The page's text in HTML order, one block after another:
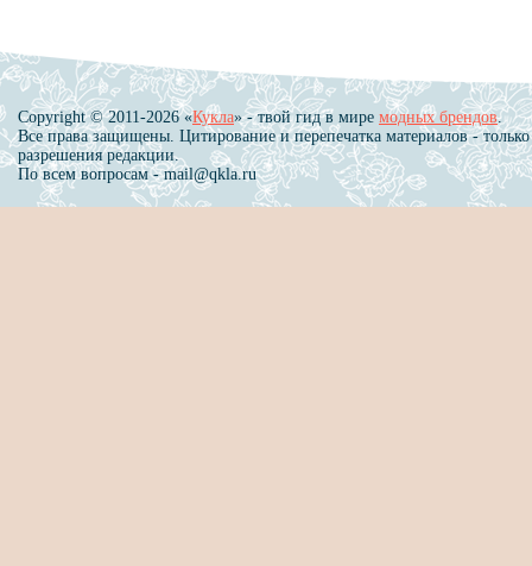
Copyright © 2011-2026 «Кукла» - твой гид в мире модных брендов.
Все права защищены. Цитирование и перепечатка материалов - только
разрешения редакции.
По всем вопросам - mail@qkla.ru